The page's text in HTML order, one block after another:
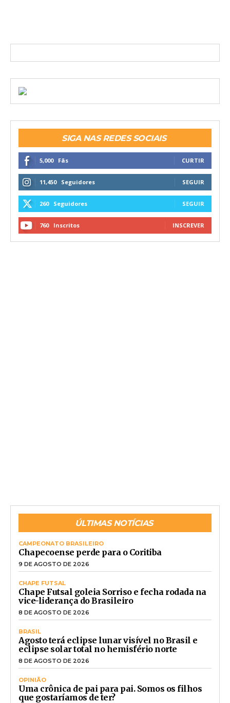
SIGA NAS REDES SOCIAIS
5,000 Fãs CURTIR
11,450 Seguidores SEGUIR
260 Seguidores SEGUIR
760 Inscritos INSCREVER
ÚLTIMAS NOTÍCIAS
CAMPEONATO BRASILEIRO
Chapecoense perde para o Coritiba
9 DE AGOSTO DE 2026
CHAPE FUTSAL
Chape Futsal goleia Sorriso e fecha rodada na
vice-liderança do Brasileiro
8 DE AGOSTO DE 2026
BRASIL
Agosto terá eclipse lunar visível no Brasil e
eclipse solar total no hemisfério norte
8 DE AGOSTO DE 2026
OPINIÃO
Uma crônica de pai para pai. Somos os filhos
que gostaríamos de ter?